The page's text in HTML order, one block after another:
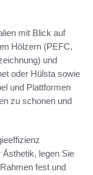
mit Blick auf
Hölzern (PEFC,
und
oder Hülsta sowie
und Plattformen
zu schonen und
legen Sie
fest und